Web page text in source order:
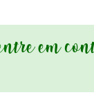
em